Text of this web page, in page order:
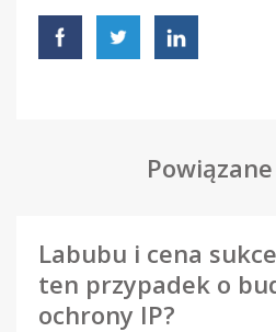
Labubu i cena
ten przypadek o
ochrony IP?